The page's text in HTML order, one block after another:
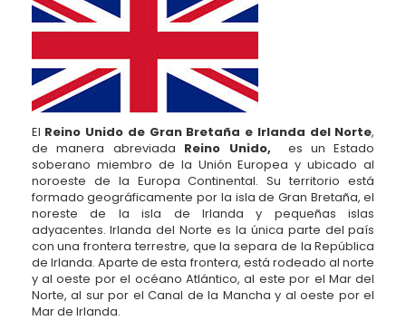
El Reino Unido de Gran Bretaña e Irlanda del Norte,
de manera abreviada Reino Unido, es un Estado
soberano miembro de la Unión Europea y ubicado al
noroeste de la Europa Continental. Su territorio está
formado geográficamente por la isla de Gran Bretaña, el
noreste de la isla de Irlanda y pequeñas islas
adyacentes. Irlanda del Norte es la única parte del país
con una frontera terrestre, que la separa de la República
de Irlanda. Aparte de esta frontera, está rodeado al norte
y al oeste por el océano Atlántico, al este por el Mar del
Norte, al sur por el Canal de la Mancha y al oeste por el
Mar de Irlanda.